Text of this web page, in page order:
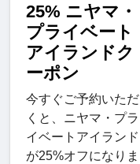
25% ニヤマ・
プライベート
アイランドク
ーポン
今すぐご予約いただ
くと、ニヤマ・プラ
イベートアイランド
が25%オフになりま